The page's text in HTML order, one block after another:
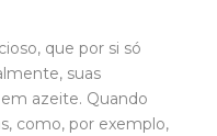
que por si só
suas
azeite. Quando
como, por exemplo,